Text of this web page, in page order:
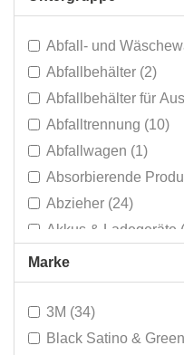
Bürsten & Abzieher
Bürstenmatten (1)
Dampf- &
Desinfektion &
Eimer (14)
Einwascher (43)
Einweg-Geschirr (2)
Erste Hilfe (2)
Esca-TEQ Escalators
Fensterwischer (70)
Film, Alu &
Abfall- und
Abfallbehälter (2)
Abfallbehälter für
Abfalltrennung (10)
Abfallwagen (1)
Absorbierende
Abzieher (24)
Akkus & Ladegeräte
Akkus & Ladegeräte
Allesreiniger (55)
Anti-Graffiti (6)
Arbeiitshandschuhe
Marke
3M (34)
Black Satino &